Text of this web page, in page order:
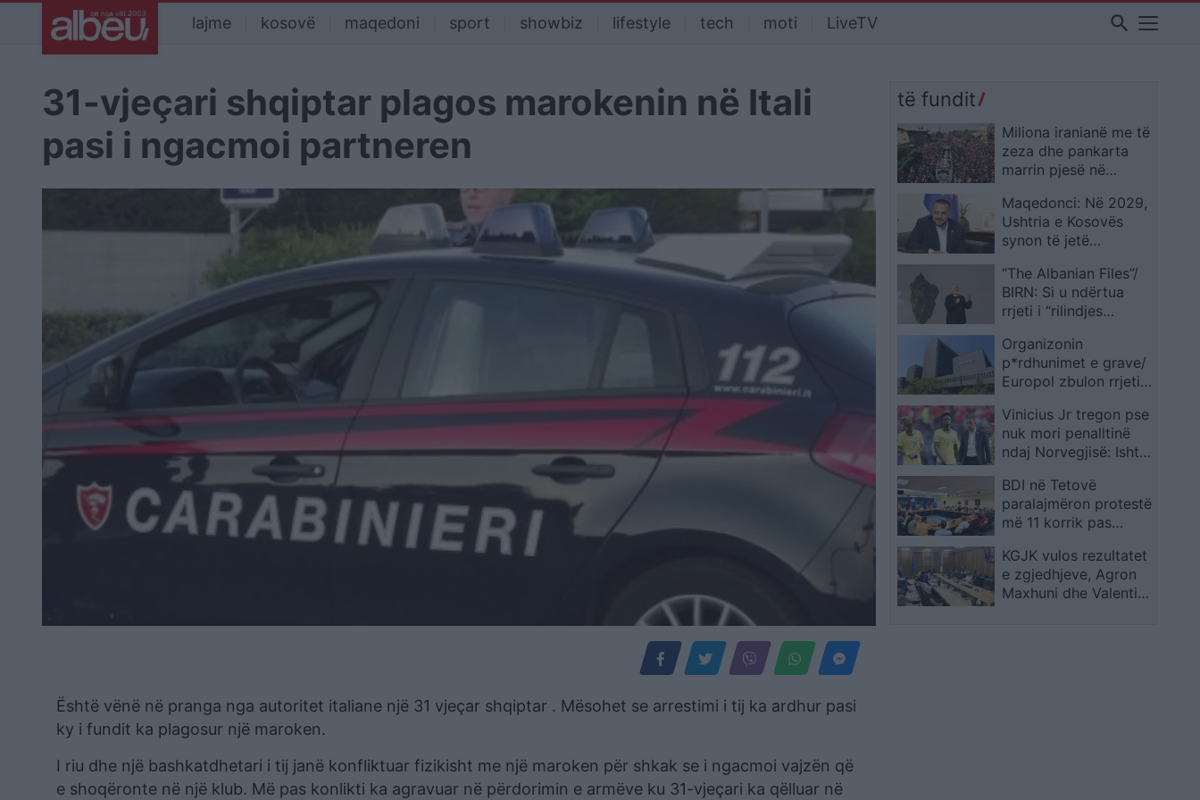
lajme kosovë maqedoni sport showbiz lifestyle tech moti LiveTV search
31-vjeçari shqiptar plagos marokenin në Itali
pasi i ngacmoi partneren
Është vënë në pranga nga autoritet italiane një 31 vjeçar shqiptar . Mësohet se arrestimi i tij ka ardhur pasi
ky i fundit ka plagosur një maroken.
I riu dhe një bashkatdhetari i tij janë konfliktuar fizikisht me një maroken për shkak se i ngacmoi vajzën që
e shoqëronte në një klub. Më pas konlikti ka agravuar në përdorimin e armëve ku 31-vjeçari ka qëlluar në
të fundit
Miliona iranianë me të
zeza dhe pankarta
marrin pjesë në
procesionin mortor
për Ali Khamenein
Maqedonci: Në 2029,
Ushtria e Kosovës
synon të jetë
për mbrojtjen e
territorit
“The Albanian Files”/
BIRN: Si u ndërtua
rrjeti i “rilindjes
Ramës
Organizonin
p*rdhunimet e grave/
Europol zbulon rrjetin
online, 57 të arrestuar
në Evropë
Vinicius Jr tregon pse
nuk mori penalltinë
ndaj Norvegjisë: Ishte
BDI në Tetovë
paralajmëron protestë
më 11 korrik pas
rrugëve
KGJK vulos rezultatet
e zgjedhjeve, Agron
Maxhuni dhe Valentina